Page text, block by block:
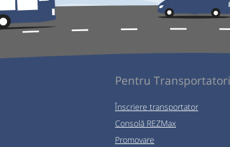
Pentru Transportatori
Înscriere transportator
Consolă REZMax
Promovare